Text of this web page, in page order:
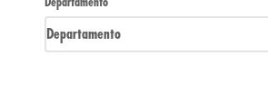
Departamento